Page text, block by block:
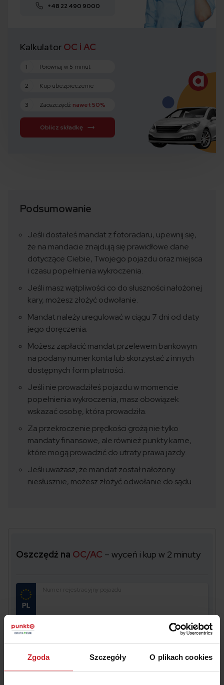
Zgoda Szczegóły O plikach cookies
+48 22 490 9000
Kalkulator OC i AC
1 Porównaj w 5 minut
2 Kup ubezpieczenie
3 Zaoszczędź nawet 50%
Oblicz składkę
Podsumowanie
Jeśli dostałeś mandat z fotoradaru, upewnij się,
że na mandacie znajdują się prawidłowe dane
dotyczące Ciebie, Twojego pojazdu oraz miejsca
i czasu popełnienia wykroczenia.
Jeśli masz wątpliwości co do słuszności nałożonej
kary, możesz złożyć odwołanie.
Mandat należy uregulować w ciągu 7 dni od daty
jego doręczenia.
Możesz zapłacić mandat przelewem bankowym
na podany numer konta lub skorzystać z innych
dostępnych form płatności.
Jeśli nie prowadziłeś pojazdu w momencie
popełnienia wykroczenia, masz obowiązek
wskazać osobę, która prowadziła.
Za przekroczenie prędkości grożą nie tylko
mandaty finansowe, ale również punkty karne,
które mogą prowadzić do utraty prawa jazdy.
Jeśli uważasz, że mandat został nałożony
niesłusznie, możesz złożyć odwołanie do sądu.
Oszczędź na OC/AC – wyceń i kup w 2 minuty
Numer rejestracyjny pojazdu